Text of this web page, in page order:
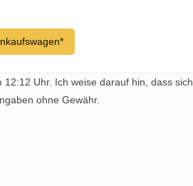
Uhr. Ich weise darauf hin, dass
ohne Gewähr.